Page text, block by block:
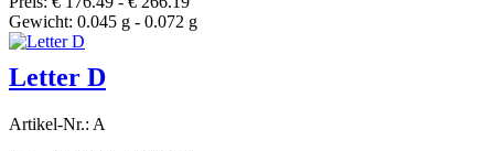
Gewicht: 0.045 g - 0.072 g
Letter D
Artikel-Nr.: A